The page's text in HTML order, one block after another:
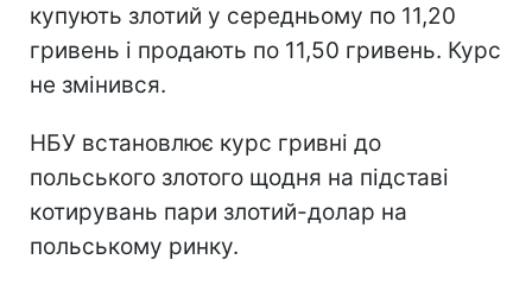
купують злотий у середньому по 11,20
гривень і продають по 11,50 гривень. Курс
не змінився.
НБУ встановлює курс гривні до
польського злотого щодня на підставі
котирувань пари злотий-долар на
польському ринку.